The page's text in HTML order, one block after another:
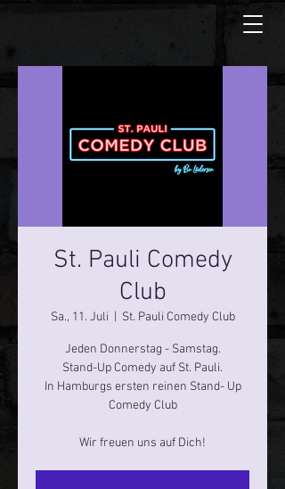
St. Pauli Comedy
Club
Sa., 11. Juli St. Pauli Comedy Club
Jeden Donnerstag - Samstag.
Stand-Up Comedy auf St. Pauli.
In Hamburgs ersten reinen Stand- Up
Comedy Club
Wir freuen uns auf Dich!